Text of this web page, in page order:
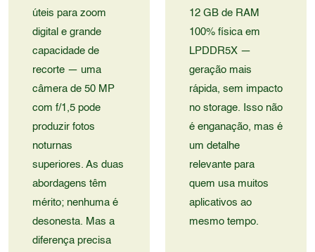
úteis para zoom
digital e grande
capacidade de
recorte — uma
câmera de 50 MP
com f/1,5 pode
produzir fotos
noturnas
superiores. As duas
abordagens têm
mérito; nenhuma é
desonesta. Mas a
diferença precisa
12 GB de RAM
100% física em
LPDDR5X —
geração mais
rápida, sem impacto
no storage. Isso não
é enganação, mas é
um detalhe
relevante para
quem usa muitos
aplicativos ao
mesmo tempo.